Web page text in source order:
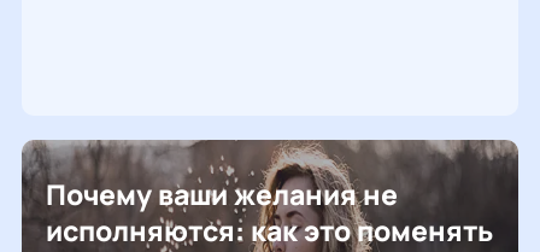
Почему ваши желания не
исполняются: как это поменять